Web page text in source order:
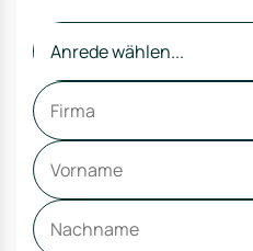
Anrede wählen...